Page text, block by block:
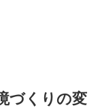
づくりの変